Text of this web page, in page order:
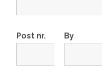
Post nr. By